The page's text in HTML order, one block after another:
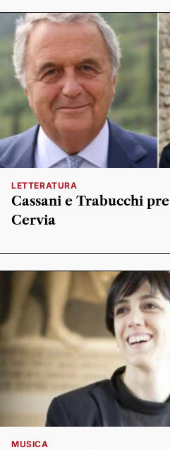
LETTERATURA
Cassani e Trabucchi
Cervia
MUSICA